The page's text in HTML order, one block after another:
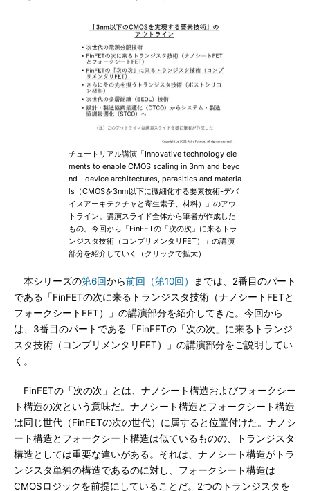
チュートリアル講演「Innovative technology ele
ments to enable CMOS scaling in 3nm and beyo
nd - device architectures, parasitics and materia
ls（CMOSを3nm以下に微細化する要素技術-デバ
イスアーキテクチャと寄生素子、材料）」のアウ
トライン。講演スライド全体から筆者が作成した
もの。今回から「FinFETの「次の次」に来るトラ
ンジスタ技術（コンプリメンタリFET）」の講演
部分を紹介していく（クリックで拡大）
本シリーズの第6回から前回（第10回）
までは、2番目のパート
である「FinFETの次に来るトランジスタ技術（ナノシートFETと
フォークシートFET）」の講演部分を紹介してきた。今回から
は、3番目のパートである「FinFETの「次の次」に来るトランジ
スタ技術（コンプリメンタリFET）」の講演部分をご説明してい
く。
FinFETの「次の次」とは、ナノシート構造およびフォークシー
ト構造の次という意味だ。ナノシート構造とフォークシート構造
は同じ世代（FinFETの次の世代）に属すると位置付けた。ナノシ
ート構造とフォークシート構造は似ているものの、トランジスタ
構造としては重要な違いがある。それは、ナノシート構造がトラ
ンジスタ単独の構造であるのに対し、フォークシート構造は
CMOSロジックを前提にしていることだ。2つのトランジスタを